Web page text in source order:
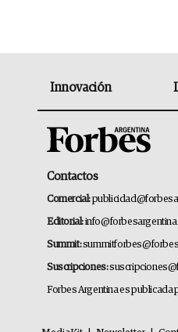
Innovación
Contactos
Comercial:
Editorial:
Summit:
Suscripciones:
Forbes Argentina es publicada